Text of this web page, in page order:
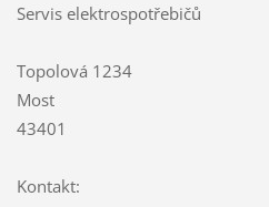
Servis elektrospotřebičů
Topolová 1234
Most
43401
Kontakt: